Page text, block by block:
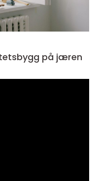
på jæren